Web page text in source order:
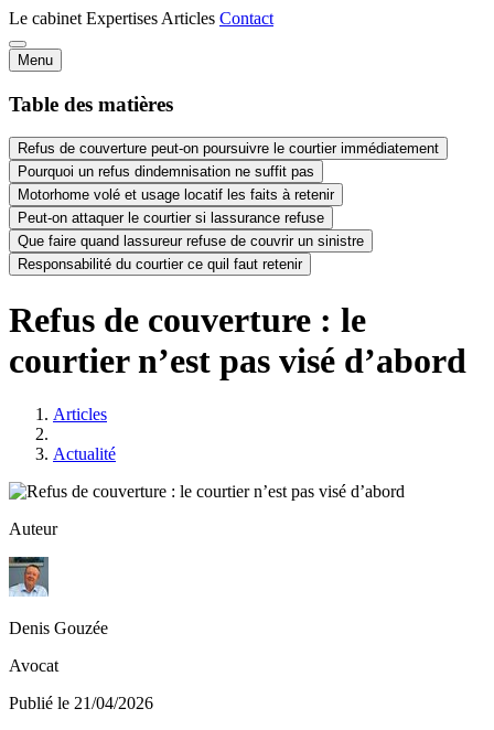
Le cabinet Expertises Articles Contact
Menu
Table des matières
Refus de couverture peut-on poursuivre le courtier immédiatement
Pourquoi un refus dindemnisation ne suffit pas
Motorhome volé et usage locatif les faits à retenir
Peut-on attaquer le courtier si lassurance refuse
Que faire quand lassureur refuse de couvrir un sinistre
Responsabilité du courtier ce quil faut retenir
Refus de couverture : le
courtier n’est pas visé d’abord
Articles
Actualité
Auteur
Denis Gouzée
Avocat
Publié le 21/04/2026